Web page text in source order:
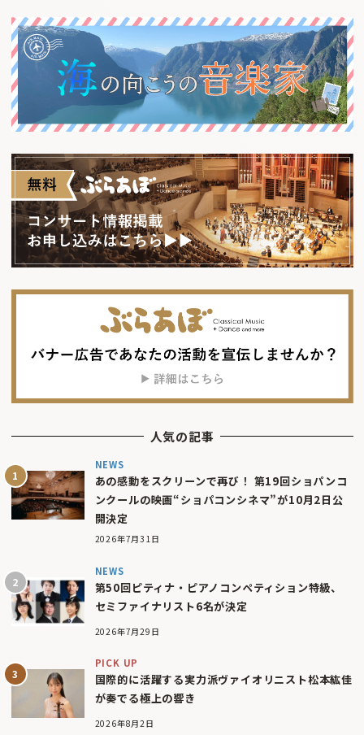
人気の記事
NEWS
あの感動をスクリーンで再び！ 第19回ショパンコ
ンクールの映画“ショパコンシネマ”が10月2日公
開決定
2026年7月31日
NEWS
第50回ピティナ・ピアノコンペティション特級、
セミファイナリスト6名が決定
2026年7月29日
PICK UP
国際的に活躍する実力派ヴァイオリニスト松本紘佳
が奏でる極上の響き
2026年8月2日